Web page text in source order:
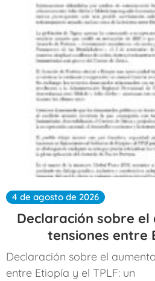
4 de agosto de 2026
Declaración sobre el
tensiones entre
Declaración sobre el
entre Etiopía y el TPLF: un